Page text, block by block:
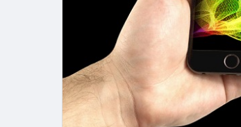
Esplorare
Post popolari Giochi